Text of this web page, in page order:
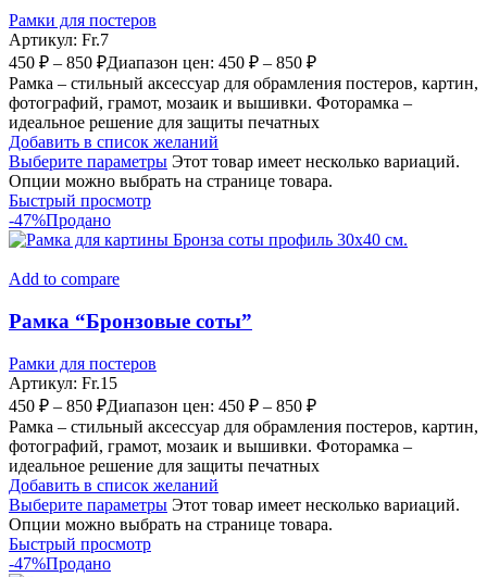
Рамки для постеров
Артикул: Fr.7
450 ₽ – 850 ₽Диапазон цен: 450 ₽ – 850 ₽
Рамка – стильный аксессуар для обрамления постеров, картин,
фотографий, грамот, мозаик и вышивки. Фоторамка –
идеальное решение для защиты печатных
Добавить в список желаний
Выберите параметры Этот товар имеет несколько вариаций.
Опции можно выбрать на странице товара.
Быстрый просмотр
-47%Продано
Add to compare
Рамка “Бронзовые соты”
Рамки для постеров
Артикул: Fr.15
450 ₽ – 850 ₽Диапазон цен: 450 ₽ – 850 ₽
Рамка – стильный аксессуар для обрамления постеров, картин,
фотографий, грамот, мозаик и вышивки. Фоторамка –
идеальное решение для защиты печатных
Добавить в список желаний
Выберите параметры Этот товар имеет несколько вариаций.
Опции можно выбрать на странице товара.
Быстрый просмотр
-47%Продано